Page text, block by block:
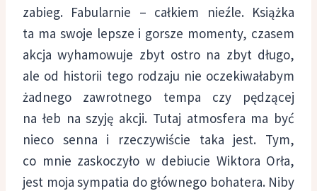
zabieg. Fabularnie – całkiem nieźle. Książka
ta ma swoje lepsze i gorsze momenty, czasem
akcja wyhamowuje zbyt ostro na zbyt długo,
ale od historii tego rodzaju nie oczekiwałabym
żadnego zawrotnego tempa czy pędzącej
na łeb na szyję akcji. Tutaj atmosfera ma być
nieco senna i rzeczywiście taka jest. Tym,
co mnie zaskoczyło w debiucie Wiktora Orła,
jest moja sympatia do głównego bohatera. Niby